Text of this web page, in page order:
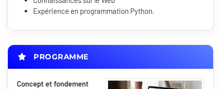
Expérience en programmation Python.
PROGRAMME
Concept et fondement